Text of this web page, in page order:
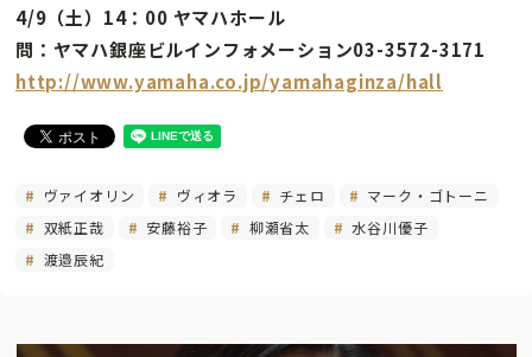
4/9（土）14：00 ヤマハホール
問：ヤマハ銀座ビルインフォメーション03-3572-3171
http://www.yamaha.co.jp/yamahaginza/hall
ヴァイオリン ヴィオラ チェロ
マーク・ゴトーニ
双紙正哉
安藤裕子 柳瀬省太
水谷川優子
渡邉辰紀